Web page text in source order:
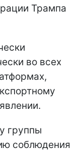
Трампа
во всех
группы
соблюдения